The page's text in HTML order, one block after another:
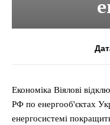
Економіка Віялові
РФ по енергооб'єктах
енергосистемі